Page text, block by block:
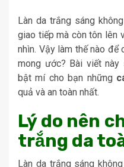
Làn da trắng sáng
giao tiếp mà còn tôn lên
nhìn. Vậy làm thế nào
mong ước? Bài viết này
bật mí cho bạn những
quả và an toàn nhất.
Lý do nên
trắng da
Làn da trắng sáng